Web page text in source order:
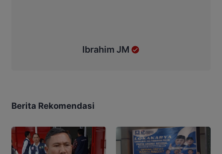
Ibrahim JM
Berita Rekomendasi